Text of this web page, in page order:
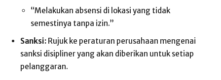
“Melakukan absensi di lokasi yang tidak
semestinya tanpa izin.”
Sanksi: Rujuk ke peraturan perusahaan mengenai
sanksi disipliner yang akan diberikan untuk setiap
pelanggaran.